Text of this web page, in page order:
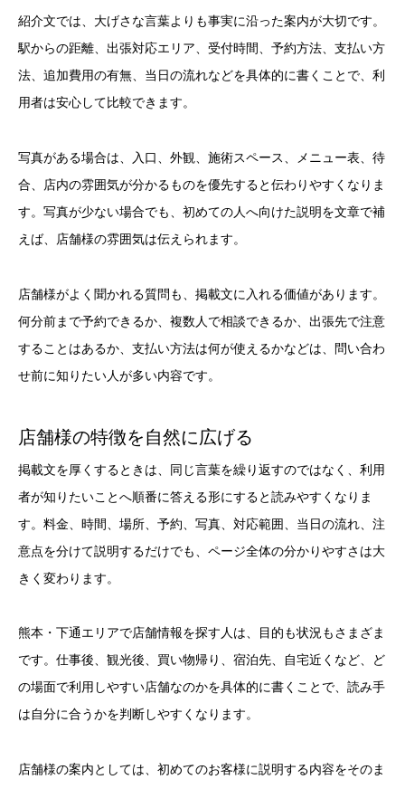
紹介文では、大げさな言葉よりも事実に沿った案内が大切です。
駅からの距離、出張対応エリア、受付時間、予約方法、支払い方
法、追加費用の有無、当日の流れなどを具体的に書くことで、利
用者は安心して比較できます。
写真がある場合は、入口、外観、施術スペース、メニュー表、待
合、店内の雰囲気が分かるものを優先すると伝わりやすくなりま
す。写真が少ない場合でも、初めての人へ向けた説明を文章で補
えば、店舗様の雰囲気は伝えられます。
店舗様がよく聞かれる質問も、掲載文に入れる価値があります。
何分前まで予約できるか、複数人で相談できるか、出張先で注意
することはあるか、支払い方法は何が使えるかなどは、問い合わ
せ前に知りたい人が多い内容です。
店舗様の特徴を自然に広げる
掲載文を厚くするときは、同じ言葉を繰り返すのではなく、利用
者が知りたいことへ順番に答える形にすると読みやすくなりま
す。料金、時間、場所、予約、写真、対応範囲、当日の流れ、注
意点を分けて説明するだけでも、ページ全体の分かりやすさは大
きく変わります。
熊本・下通エリアで店舗情報を探す人は、目的も状況もさまざま
です。仕事後、観光後、買い物帰り、宿泊先、自宅近くなど、ど
の場面で利用しやすい店舗なのかを具体的に書くことで、読み手
は自分に合うかを判断しやすくなります。
店舗様の案内としては、初めてのお客様に説明する内容をそのま